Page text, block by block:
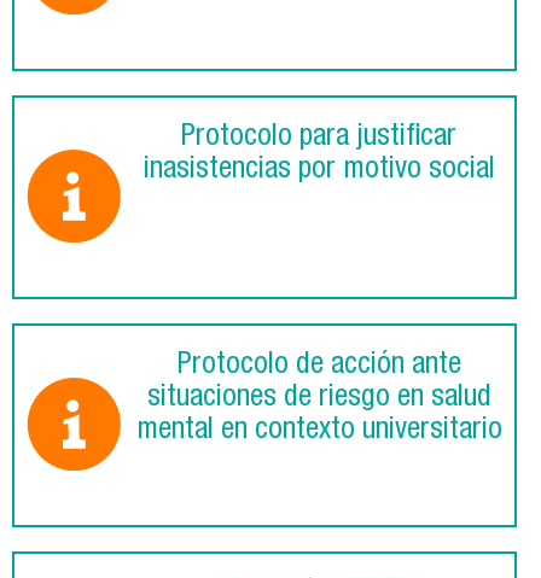
Protocolo para justificar
inasistencias por motivo social
Protocolo de acción ante
situaciones de riesgo en salud
mental en contexto universitario